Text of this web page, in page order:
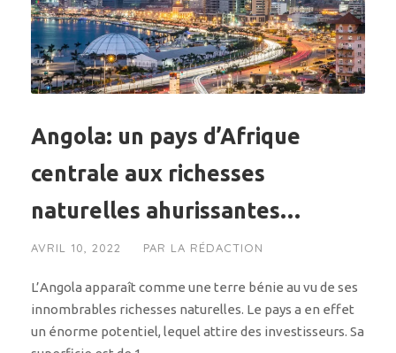
Angola: un pays d’Afrique
centrale aux richesses
naturelles ahurissantes…
AVRIL 10, 2022 PAR LA RÉDACTION
L’Angola apparaît comme une terre bénie au vu de ses
innombrables richesses naturelles. Le pays a en effet
un énorme potentiel, lequel attire des investisseurs. Sa